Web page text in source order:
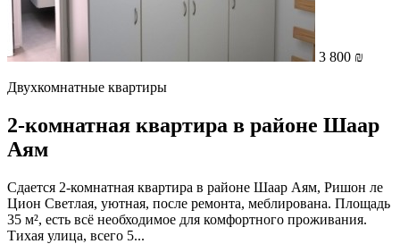
3 800 ₪
Двухкомнатные квартиры
2-комнатная квартира в районе Шаар
Аям
Сдается 2-комнатная квартира в районе Шаар Аям, Ришон ле
Цион Светлая, уютная, после ремонта, меблирована. Площадь
35 м², есть всё необходимое для комфортного проживания.
Тихая улица, всего 5...